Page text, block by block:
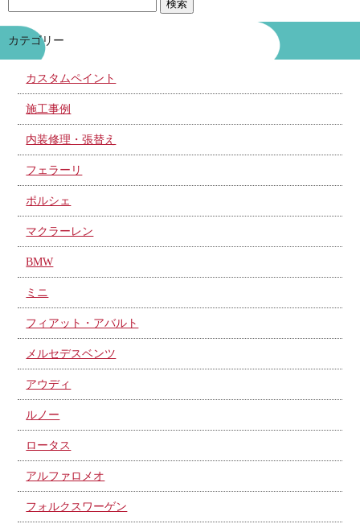
カテゴリー
カスタムペイント
施工事例
内装修理・張替え
フェラーリ
ポルシェ
マクラーレン
BMW
ミニ
フィアット・アバルト
メルセデスベンツ
アウディ
ルノー
ロータス
アルファロメオ
フォルクスワーゲン